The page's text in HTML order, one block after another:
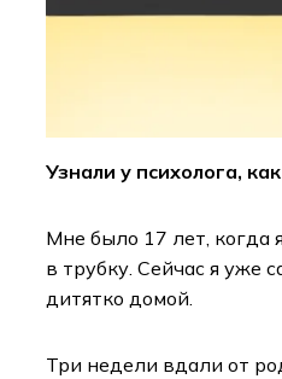
Узнали у психолога,
Мне было 17 лет, когда
в трубку. Сейчас я уже
дитятко домой.
Три недели вдали от